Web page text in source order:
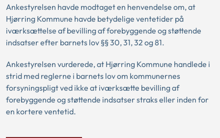
Ankestyrelsen havde modtaget en henvendelse om, at
Hjørring Kommune havde betydelige ventetider på
iværksættelse af bevilling af forebyggende og støttende
indsatser efter barnets lov §§ 30, 31, 32 og 81.
Ankestyrelsen vurderede, at Hjørring Kommune handlede i
strid med reglerne i barnets lov om kommunernes
forsyningspligt ved ikke at iværksætte bevilling af
forebyggende og støttende indsatser straks eller inden for
en kortere ventetid.